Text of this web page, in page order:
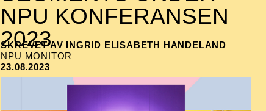
NPU KONFERANSEN
2023
SKREVET AV INGRID ELISABETH HANDELAND
NPU MONITOR
23.08.2023